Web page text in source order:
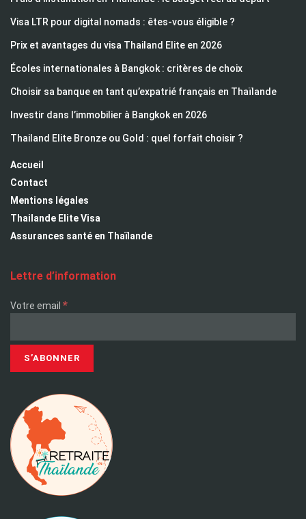
Visa LTR pour digital nomads : êtes-vous éligible ?
Prix et avantages du visa Thailand Elite en 2026
Écoles internationales à Bangkok : critères de choix
Choisir sa banque en tant qu’expatrié français en Thaïlande
Investir dans l’immobilier à Bangkok en 2026
Thailand Elite Bronze ou Gold : quel forfait choisir ?
Accueil
Contact
Mentions légales
Thailande Elite Visa
Assurances santé en Thaïlande
Lettre d’information
Votre email *